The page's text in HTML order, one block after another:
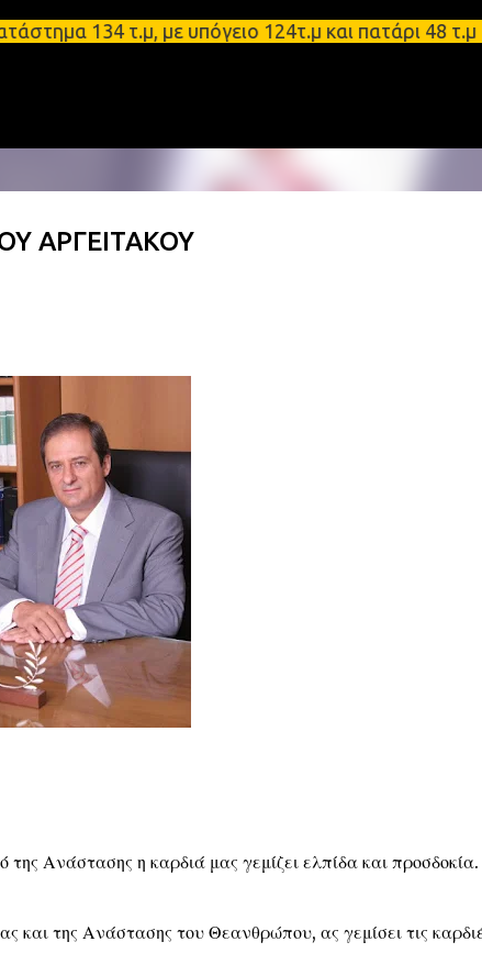
Μετάβαση στο κύριο περιεχόμενο
τ.μ, με υπόγειο 124τ.μ και πατάρι 48
ΑΡΓΕΙΤΑΚΟΥ
Ανάστασης η καρδιά μας γεμίζει ελπίδα και προσδοκία.
και της Ανάστασης του Θεανθρώπου, ας γεμίσει τις